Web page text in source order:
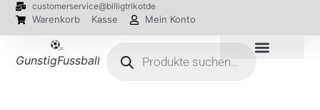
customerservice@billigtrikotde
Warenkorb Kasse Mein Konto
GunstigFussballTrikot